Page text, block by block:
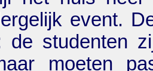
event.
de studenten
moeten